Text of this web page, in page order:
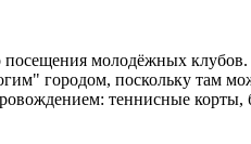
молодёжных
городом, поскольку там
теннисные